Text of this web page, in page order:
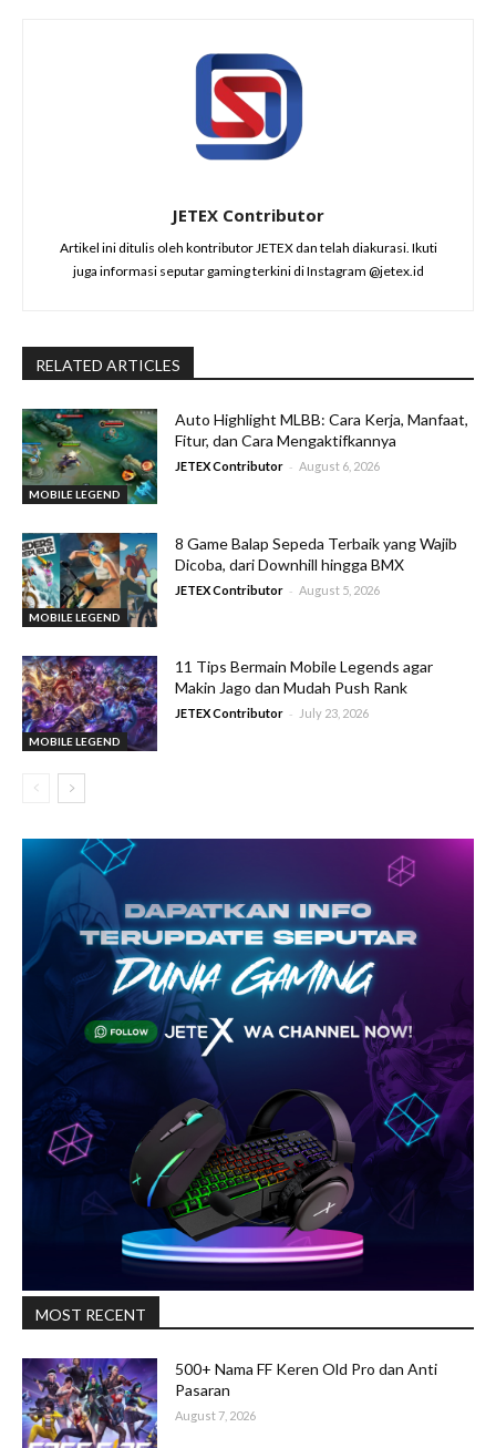
JETEX Contributor
Artikel ini ditulis oleh kontributor JETEX dan telah diakurasi. Ikuti
juga informasi seputar gaming terkini di Instagram @jetex.id
RELATED ARTICLES
MOBILE LEGEND
Auto Highlight MLBB: Cara Kerja, Manfaat,
Fitur, dan Cara Mengaktifkannya
JETEX Contributor - August 6, 2026
MOBILE LEGEND
8 Game Balap Sepeda Terbaik yang Wajib
Dicoba, dari Downhill hingga BMX
JETEX Contributor - August 5, 2026
MOBILE LEGEND
11 Tips Bermain Mobile Legends agar
Makin Jago dan Mudah Push Rank
JETEX Contributor - July 23, 2026
MOST RECENT
500+ Nama FF Keren Old Pro dan Anti
Pasaran
August 7, 2026